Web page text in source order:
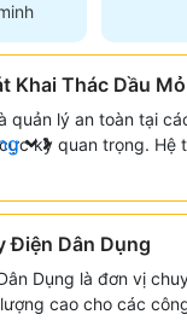
Khai Thác Dầu Mỏ
quản lý an toàn tại
kỳ quan trọng. Hệ
Điện Dân Dụng
Dụng là đơn vị
cao cho các